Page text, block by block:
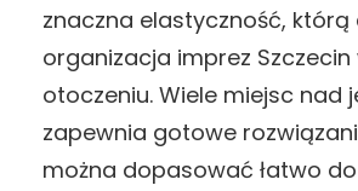
znaczna elastyczność, którą
organizacja imprez
otoczeniu. Wiele miejsc nad
zapewnia gotowe
można dopasować łatwo